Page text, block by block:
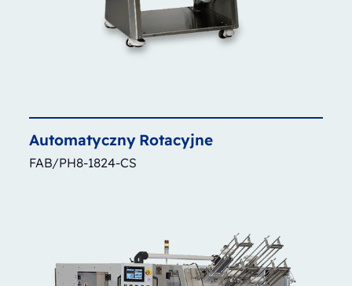
Automatyczny Rotacyjne
FAB/PH8-1824-CS